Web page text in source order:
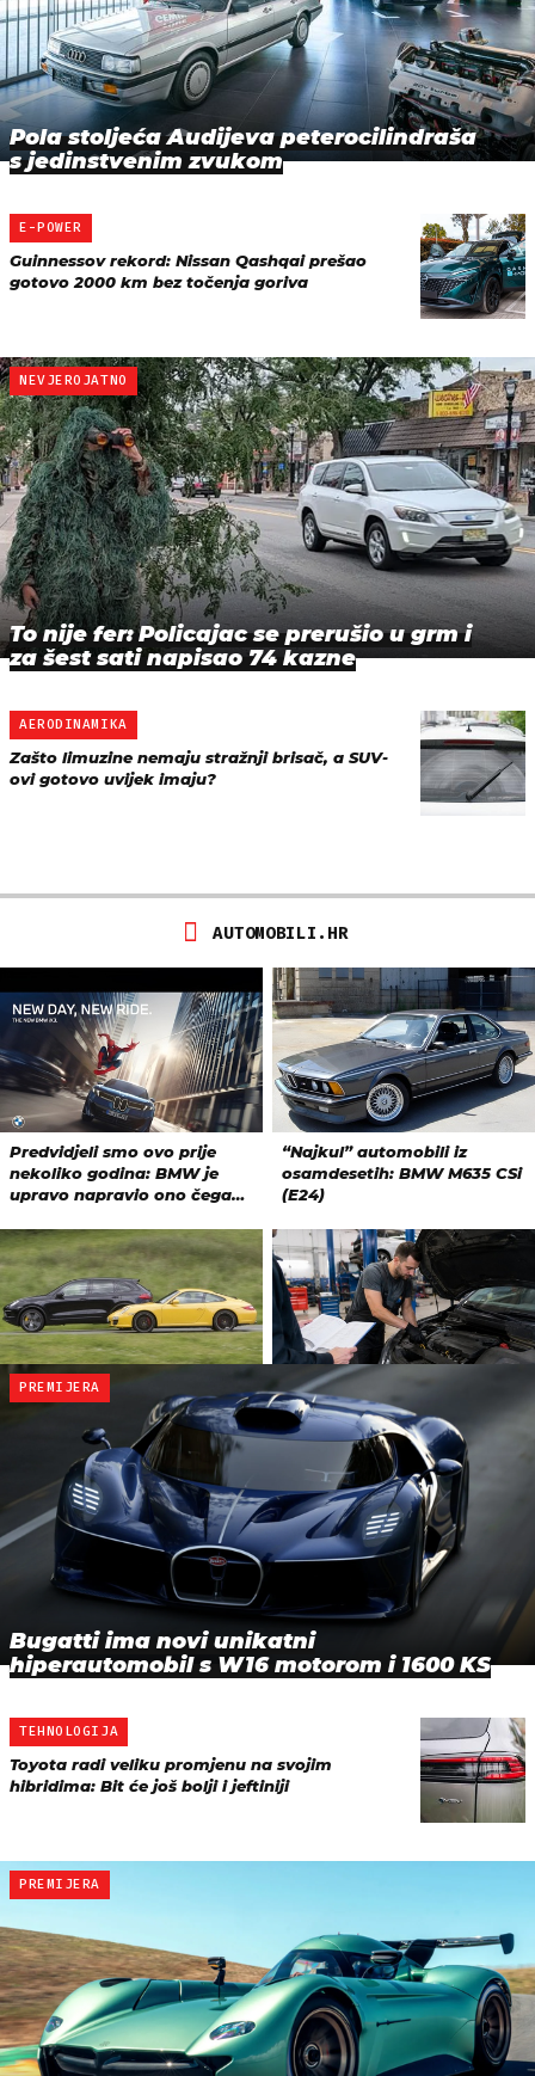
Pola stoljeća Audijeva peterocilindraša
s jedinstvenim zvukom
E-POWER
Guinnessov rekord: Nissan Qashqai prešao
gotovo 2000 km bez točenja goriva
NEVJEROJATNO
To nije fer: Policajac se prerušio u grm i
za šest sati napisao 74 kazne
AERODINAMIKA
Zašto limuzine nemaju stražnji brisač, a SUV-
ovi gotovo uvijek imaju?
PREMIJERA
Bugatti ima novi unikatni
hiperautomobil s W16 motorom i 1600 KS
TEHNOLOGIJA
Toyota radi veliku promjenu na svojim
hibridima: Bit će još bolji i jeftiniji
PREMIJERA